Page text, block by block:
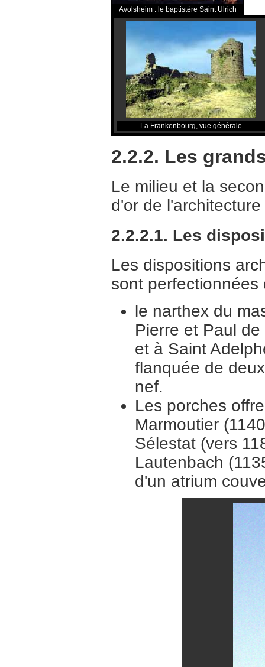
Avolsheim : le baptistère Saint Ulrich
La Frankenbourg, vue générale
2.2.2. Les
Le milieu et la
d'or de
2.2.2.1. Les
Les dispositions
sont
le narthex du
Pierre et Paul
et à Saint
flanquée de
nef.
Les porches
Marmoutier
Sélestat (vers
Lautenbach
d'un atrium